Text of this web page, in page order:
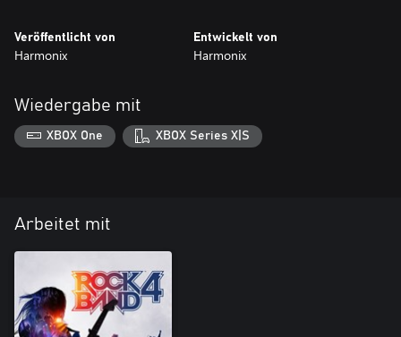
Veröffentlicht von
Harmonix
Entwickelt von
Harmonix
Wiedergabe mit
XBOX One XBOX Series X|S
Arbeitet mit